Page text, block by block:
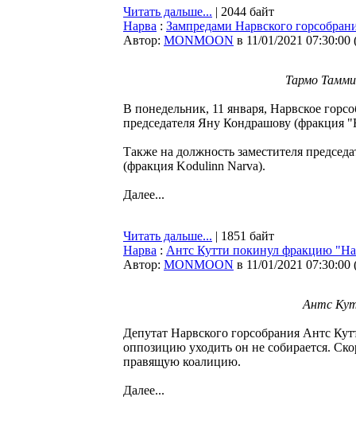
Читать дальше... | 2044 байт
Нарва : Зампредами Нарвского
Автор: MONMOON в 11/01/2021 07:30:00
Тармо
В понедельник, 11 января, Нарвское
председателя Яну Кондрашову
Также на должность заместителя
(фракция Kodulinn Narva).
Далее...
Читать дальше... | 1851 байт
Нарва : Антс Кутти покинул фракцию
Автор: MONMOON в 11/01/2021 07:30:00
Антс
Депутат Нарвского горсобрания Антс
оппозицию уходить он не собирается.
правящую коалицию.
Далее...